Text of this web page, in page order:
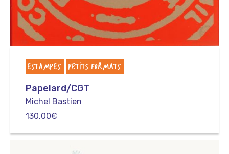
ESTAMPES PETITS FORMATS
Papelard/CGT
Michel Bastien
130,00€